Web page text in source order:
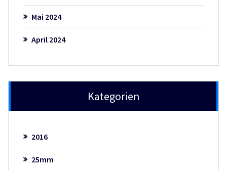
Mai 2024
April 2024
Kategorien
2016
25mm